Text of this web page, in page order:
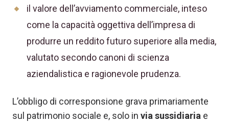
il valore dell’avviamento commerciale, inteso
come la capacità oggettiva dell’impresa di
produrre un reddito futuro superiore alla media,
valutato secondo canoni di scienza
aziendalistica e ragionevole prudenza.
L’obbligo di corresponsione grava primariamente
sul patrimonio sociale e, solo in via sussidiaria e